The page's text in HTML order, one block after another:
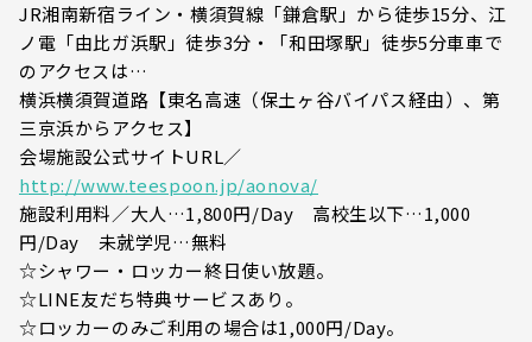
JR湘南新宿ライン・横須賀線「鎌倉駅」から徒歩15分、江
ノ電「由比ガ浜駅」徒歩3分・「和田塚駅」徒歩5分車車で
のアクセスは…
横浜横須賀道路【東名高速（保土ヶ谷バイパス経由）、第
三京浜からアクセス】
会場施設公式サイトURL／
http://www.teespoon.jp/aonova/
施設利用料／大人…1,800円/Day 高校生以下…1,000
円/Day 未就学児…無料
☆シャワー・ロッカー終日使い放題。
☆LINE友だち特典サービスあり。
☆ロッカーのみご利用の場合は1,000円/Day。